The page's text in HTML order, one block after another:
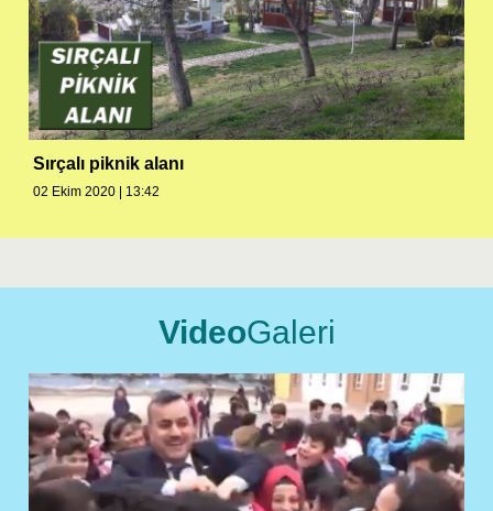
Sırçalı piknik alanı
02 Ekim 2020 | 13:42
VideoGaleri